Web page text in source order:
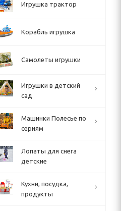
Игрушка трактор
Корабль игрушка
Самолеты игрушки
Игрушки в детский
сад
Машинки Полесье по
сериям
Лопаты для снега
детские
Кухни, посудка,
продукты